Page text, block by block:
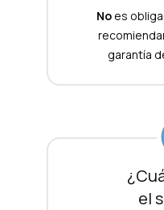
Noes
garantía
el